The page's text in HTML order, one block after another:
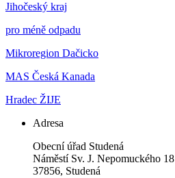
Jihočeský kraj
pro méně odpadu
Mikroregion Dačicko
MAS Česká Kanada
Hradec ŽIJE
Adresa
Obecní úřad Studená
Náměstí Sv. J. Nepomuckého 18
37856, Studená